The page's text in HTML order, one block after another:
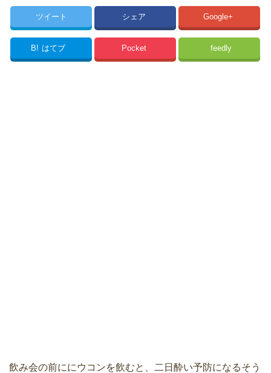
ツイート シェア Google+
B! はてブ Pocket feedly
飲み会の前ににウコンを飲むと、二日酔い予防になるそう